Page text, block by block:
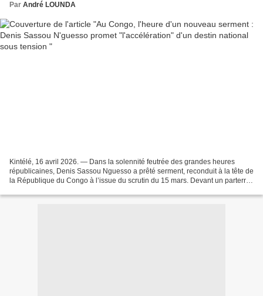
Par André LOUNDA
Kintélé, 16 avril 2026. — Dans la solennité feutrée des grandes heures
républicaines, Denis Sassou Nguesso a prêté serment, reconduit à la tête de
la République du Congo à l’issue du scrutin du 15 mars. Devant un parterre